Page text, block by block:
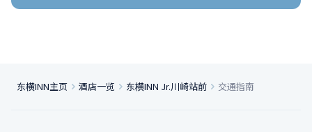
东横INN主页 酒店一览 东横INN Jr.川崎站前 交通指南